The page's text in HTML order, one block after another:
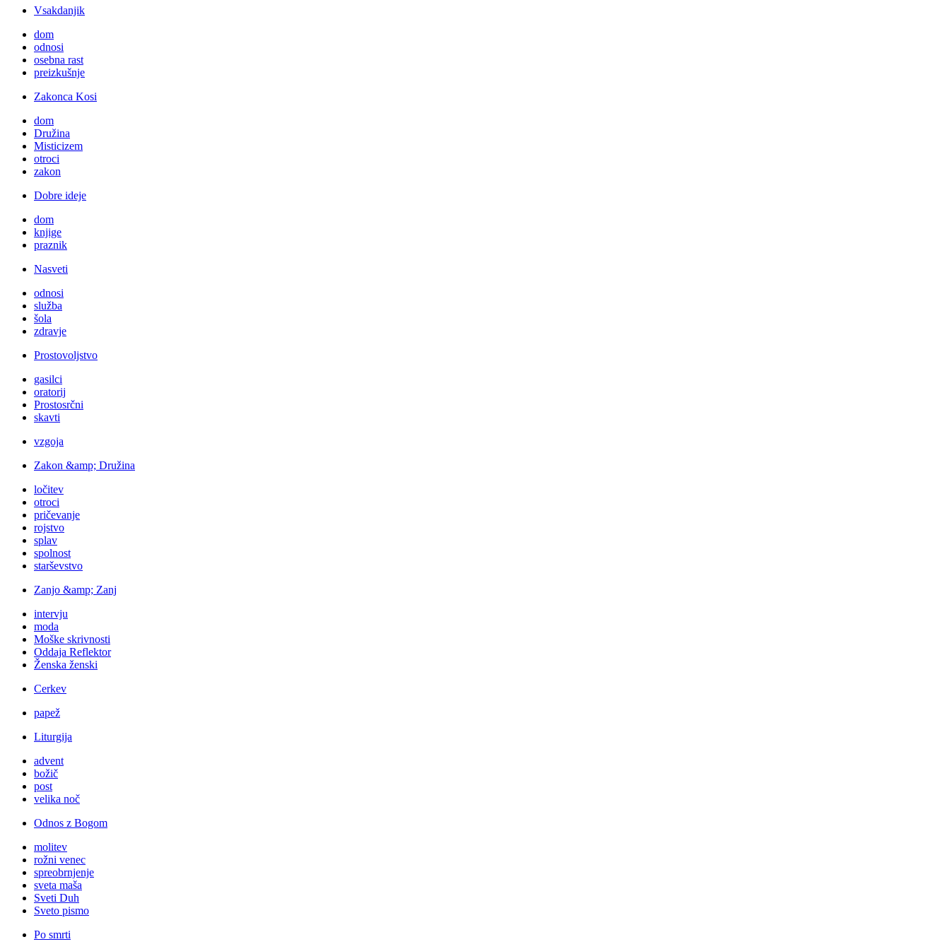
Vsakdanjik
dom
odnosi
osebna rast
preizkušnje
Zakonca Kosi
dom
Družina
Misticizem
otroci
zakon
Dobre ideje
dom
knjige
praznik
Nasveti
odnosi
služba
šola
zdravje
Prostovoljstvo
gasilci
oratorij
Prostosrčni
skavti
vzgoja
Zakon &amp; Družina
ločitev
otroci
pričevanje
rojstvo
splav
spolnost
starševstvo
Zanjo &amp; Zanj
intervju
moda
Moške skrivnosti
Oddaja Reflektor
Ženska ženski
Cerkev
papež
Liturgija
advent
božič
post
velika noč
Odnos z Bogom
molitev
rožni venec
spreobrnjenje
sveta maša
Sveti Duh
Sveto pismo
Po smrti